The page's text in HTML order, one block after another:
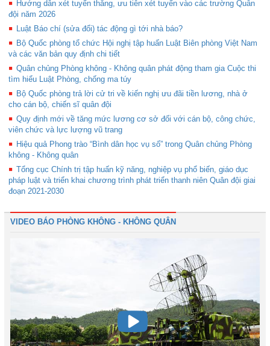
Hướng dẫn xét tuyển thẳng, ưu tiên xét tuyển vào các trường Quân
đội năm 2026
Luật Báo chí (sửa đổi) tác động gì tới nhà báo?
Bộ Quốc phòng tổ chức Hội nghị tập huấn Luật Biên phòng Việt Nam
và các văn bản quy định chi tiết
Quân chủng Phòng không - Không quân phát động tham gia Cuộc thi
tìm hiểu Luật Phòng, chống ma túy
Bộ Quốc phòng trả lời cử tri về kiến nghị ưu đãi tiền lương, nhà ở
cho cán bộ, chiến sĩ quân đội
Quy định mới về tăng mức lương cơ sở đối với cán bộ, công chức,
viên chức và lực lượng vũ trang
Hiệu quả Phong trào “Bình dân học vụ số” trong Quân chủng Phòng
không - Không quân
Tổng cục Chính trị tập huấn kỹ năng, nghiệp vụ phổ biến, giáo dục
pháp luật và triển khai chương trình phát triển thanh niên Quân đội giai
đoạn 2021-2030
VIDEO BÁO PHÒNG KHÔNG - KHÔNG QUÂN